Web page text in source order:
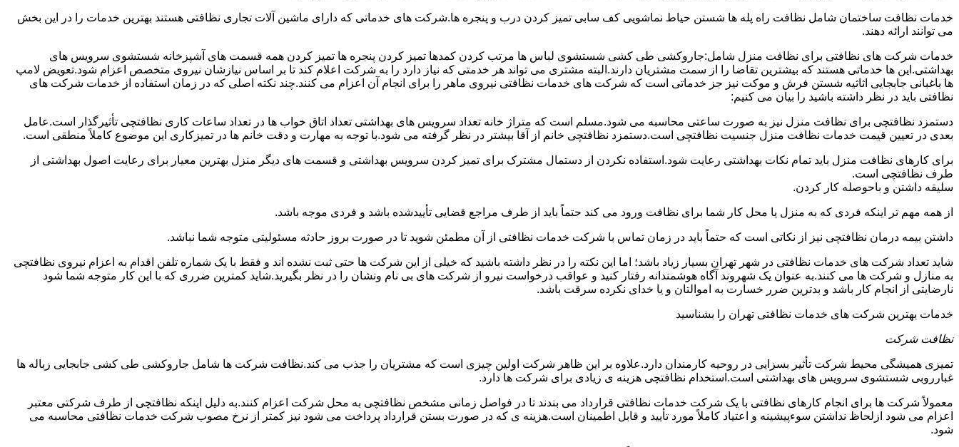
خدمات نظافت ساختمان شامل نظافت راه پله ها شستن حیاط نماشویی کف سابی تمیز کردن درب و پنجره ها.شرکت های خدماتی که دارای ماشین آلات تجاری نظافتی هستند بهترین خدمات را در این بخش
می توانند ارائه دهند.
خدمات شرکت های نظافتی برای نظافت منزل شامل:جاروکشی طی کشی شستشوی لباس ها مرتب کردن کمدها تمیز کردن پنجره ها تمیز کردن همه قسمت های آشپزخانه شستشوی سرویس های
بهداشتی.این ها خدماتی هستند که بیشترین تقاضا را از سمت مشتریان دارند.البته مشتری می تواند هر خدمتی که نیاز دارد را به شرکت اعلام کند تا بر اساس نیازشان نیروی متخصص اعزام شود.تعویض لامپ
ها باغبانی جابجایی اثاثیه شستن فرش و موکت نیز جز خدماتی است که شرکت های خدمات نظافتی نیروی ماهر را برای انجام آن اعزام می کنند.چند نکته اصلی که در زمان استفاده از خدمات شرکت های
نظافتی باید در نظر داشته باشید را بیان می کنیم:
دستمزد نظافتچی برای نظافت منزل نیز به صورت ساعتی محاسبه می شود.مسلم است که متراژ خانه تعداد سرویس های بهداشتی تعداد اتاق خواب ها در تعداد ساعات کاری نظافتچی تأثیرگذار است.عامل
بعدی در تعیین قیمت خدمات نظافت منزل جنسیت نظافتچی است.دستمزد نظافتچی خانم از آقا بیشتر در نظر گرفته می شود.با توجه به مهارت و دقت خانم ها در تمیزکاری این موضوع کاملاً منطقی است.
برای کارهای نظافت منزل باید تمام نکات بهداشتی رعایت شود.استفاده نکردن از دستمال مشترک برای تمیز کردن سرویس بهداشتی و قسمت های دیگر منزل بهترین معیار برای رعایت اصول بهداشتی از
طرف نظافتچی است.
سلیقه داشتن و باحوصله کار کردن.
از همه مهم تر اینکه فردی که به منزل یا محل کار شما برای نظافت ورود می کند حتماً باید از طرف مراجع قضایی تأییدشده باشد و فردی موجه باشد.
داشتن بیمه درمان نظافتچی نیز از نکاتی است که حتماً باید در زمان تماس با شرکت خدمات نظافتی از آن مطمئن شوید تا در صورت بروز حادثه مسئولیتی متوجه شما نباشد.
شاید تعداد شرکت های خدمات نظافتی در شهر تهران بسیار زیاد باشد؛ اما این نکته را در نظر داشته باشید که خیلی از این شرکت ها حتی ثبت نشده اند و فقط با یک شماره تلفن اقدام به اعزام نیروی نظافتچی
به منازل و شرکت ها می کنند.به عنوان یک شهروند آگاه هوشمندانه رفتار کنید و عواقب درخواست نیرو از شرکت های بی نام ونشان را در نظر بگیرید.شاید کمترین ضرری که با این کار متوجه شما شود
نارضایتی از انجام کار باشد و بدترین ضرر خسارت به اموالتان و یا خدای نکرده سرقت باشد.
خدمات بهترین شرکت های خدمات نظافتی تهران را بشناسید
نظافت شرکت
تمیزی همیشگی محیط شرکت تأثیر بسزایی در روحیه کارمندان دارد.علاوه بر این ظاهر شرکت اولین چیزی است که مشتریان را جذب می کند.نظافت شرکت ها شامل جاروکشی طی کشی جابجایی زباله ها
غبارروبی شستشوی سرویس های بهداشتی است.استخدام نظافتچی هزینه ی زیادی برای شرکت ها دارد.
معمولاً شرکت ها برای انجام کارهای نظافتی با یک شرکت خدمات نظافتی قرارداد می بندند تا در فواصل زمانی مشخص نظافتچی به محل شرکت اعزام کنند.به دلیل اینکه نظافتچی از طرف شرکتی معتبر
اعزام می شود ازلحاظ نداشتن سوءپیشینه و اعتیاد کاملاً مورد تأیید و قابل اطمینان است.هزینه ی که در صورت بستن قرارداد پرداخت می شود نیز کمتر از نرخ مصوب شرکت خدمات نظافتی محاسبه می
شود.